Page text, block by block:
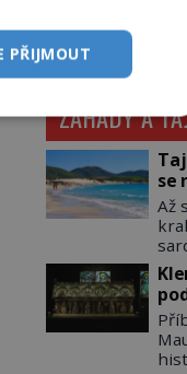
ZÁHADY A
se
Až
být
do
PŘIJMOUT